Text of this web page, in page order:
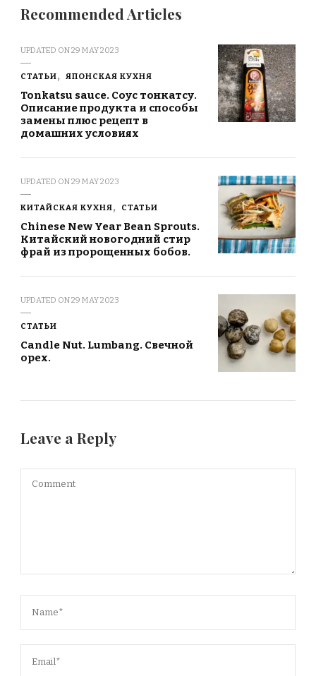
Recommended Articles
UPDATED ON29 MAY 2023
СТАТЬИ ЯПОНСКАЯ КУХНЯ
Tonkatsu sauce. Соус тонкатсу.
Описание продукта и способы
замены плюс рецепт в
домашних условиях
UPDATED ON29 MAY 2023
КИТАЙСКАЯ КУХНЯ СТАТЬИ
Chinese New Year Bean Sprouts.
Китайский новогодний стир
фрай из пророщенных бобов.
UPDATED ON29 MAY 2023
СТАТЬИ
Candle Nut. Lumbang. Свечной
орех.
Leave a Reply